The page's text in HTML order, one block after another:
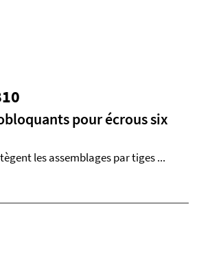
pour écrous six
les assemblages par tiges ...